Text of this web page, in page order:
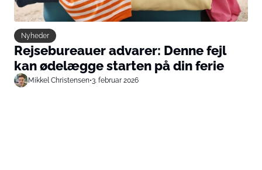
Nyheder
Rejsebureauer advarer: Denne fejl
kan ødelægge starten på din ferie
Mikkel Christensen•3. februar 2026